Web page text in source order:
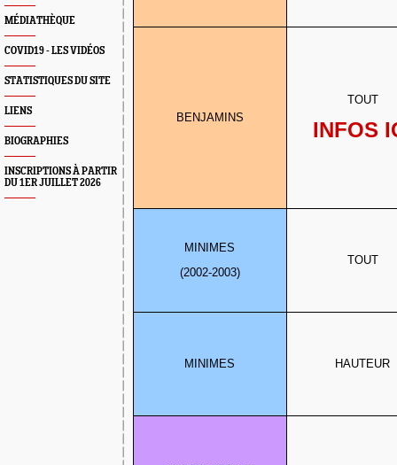
MÉDIATHÈQUE
COVID19 - LES VIDÉOS
STATISTIQUES DU SITE
LIENS
BIOGRAPHIES
INSCRIPTIONS À PARTIR
DU 1ER JUILLET 2026
BENJAMINS
TOUT
INFOS
MINIMES
(2002-2003)
TOUT
MINIMES HAUTEUR